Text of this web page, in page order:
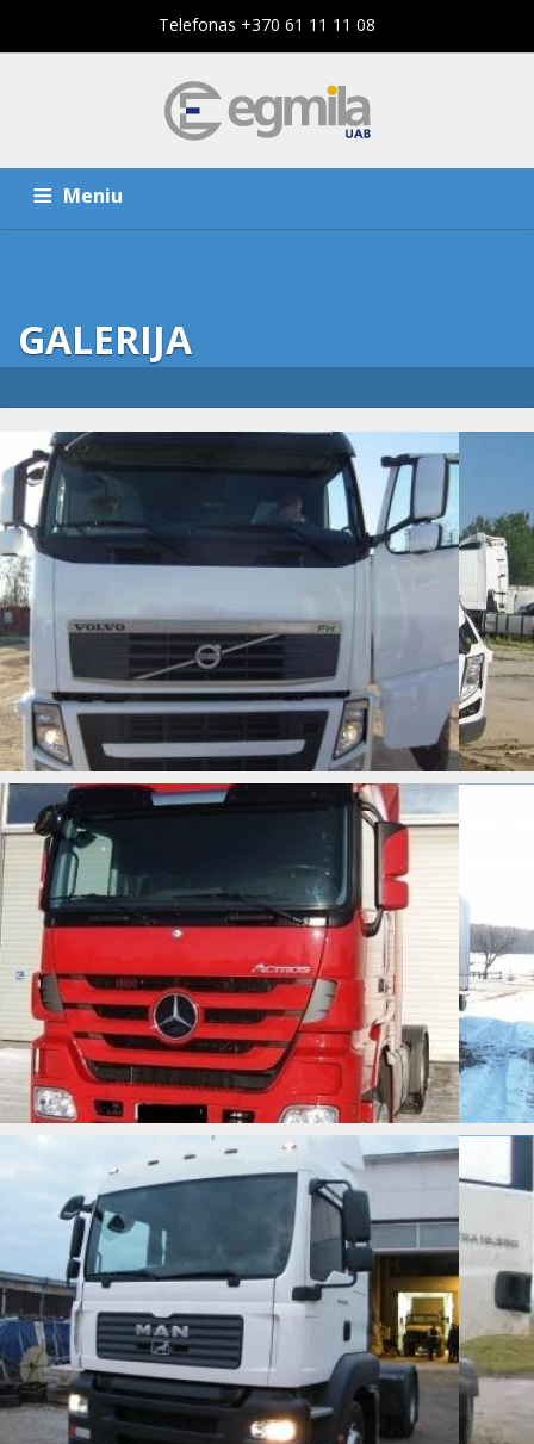
Telefonas +370 61 11 11 08
Meniu
KOMPANIJA
GALERIJA
VOLVO FH 420
MB ACTROS 1841
MAN TGA 18.390